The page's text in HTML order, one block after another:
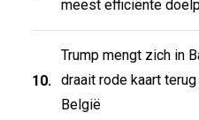
meest efficiënte
10.
Trump mengt zich in
draait rode kaart
België